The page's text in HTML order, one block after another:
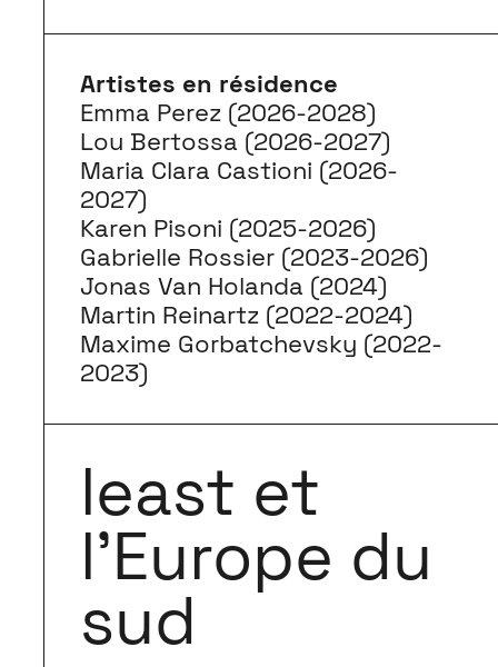
Artistes en résidence
Emma Perez (2026-2028)
Lou Bertossa (2026-2027)
Maria Clara Castioni (2026-
2027)
Karen Pisoni (2025-2026)
Gabrielle Rossier (2023-2026)
Jonas Van Holanda (2024)
Martin Reinartz (2022-2024)
Maxime Gorbatchevsky (2022-
2023)
least et
l’Europe du
sud